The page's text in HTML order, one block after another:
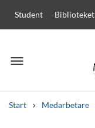
Student Biblioteket
menu
Meny
Start Medarbetare